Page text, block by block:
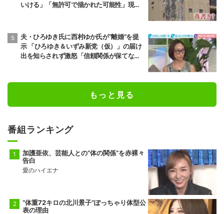
いける」「無許可で描かれた可能性」現役
夫・ひろゆき氏に西村ゆか氏が“離婚”を提
示 「ひろゆき＆いずみ新党（仮）」の届け
出を知らされず激怒「信頼関係が保てない
もっと見る
番組ランキング
加護亜依、芸能人との“体の関係”を赤裸々
告白
愛のハイエナ
“体重72キロの北川景子”ぽっちゃり体型公
表の理由